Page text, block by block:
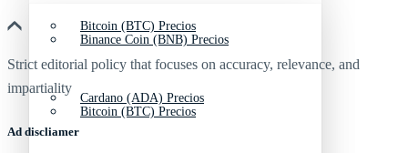
Bitcoin (BTC) Precios
Cardano (ADA) Precios
Binance Coin (BNB) Precios
Bitcoin (BTC) Precios
Strict editorial policy that focuses on accuracy, relevance, and
impartiality
Ad discliamer